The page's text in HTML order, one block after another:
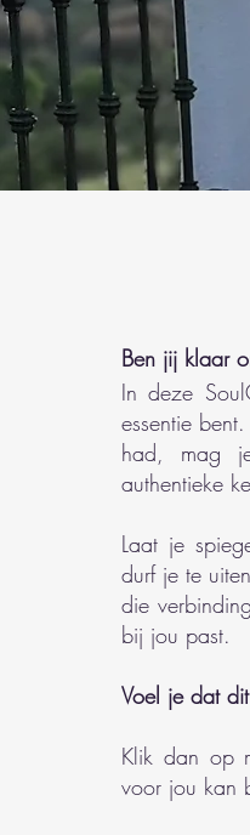
Ben jij klaar
In deze
essentie
had, mag
authentieke
Laat je
durf je te
die
bij jou past.
Voel je dat
Klik dan op
voor jou kan